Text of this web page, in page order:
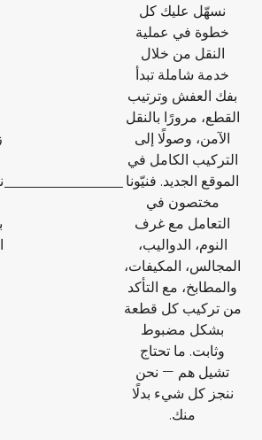
نسهّل عليك كل
خطوة في عملية
النقل من خلال
خدمة شاملة تبدأ
بفك العفش وترتيب
القطع، مرورًا بالنقل
الآمن، وصولًا إلى
التركيب الكامل في
الموقع الجديد. فنيّونا
مختصون في
التعامل مع غرف
النوم، الدواليب،
المجالس، المكيفات،
والمطابخ، مع التأكد
من تركيب كل قطعة
بشكل مضبوط
وثابت. ما تحتاج
تشيل هم — نحن
ننجز كل شيء بدلًا
منك.